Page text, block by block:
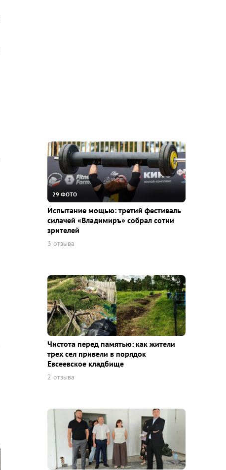
29 ФОТО
Испытание мощью: третий фестиваль
силачей «Владимиръ» собрал сотни
зрителей
3 отзыва
Чистота перед памятью: как жители
трех сел привели в порядок
Евсеевское кладбище
2 отзыва